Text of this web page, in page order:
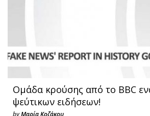
Ομάδα κρούσης από το BBC
ψεύτικων ειδήσεων!
byΜαρία Κοζάκου